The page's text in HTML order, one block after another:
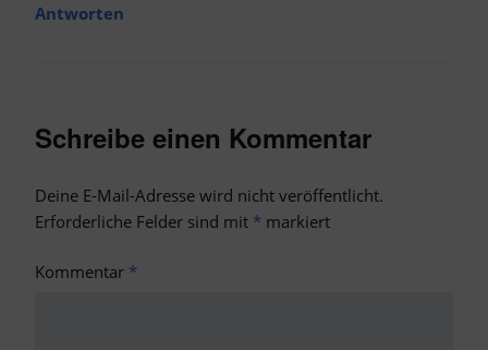
Antworten
Schreibe einen Kommentar
Deine E-Mail-Adresse wird nicht veröffentlicht.
Erforderliche Felder sind mit * markiert
Kommentar *